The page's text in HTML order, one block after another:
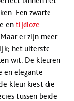
Een zwarte
en tijdloze
Maar er zijn meer
het uiterste
wit. De kleuren
en elegante
kleur kiest die
tussen beide